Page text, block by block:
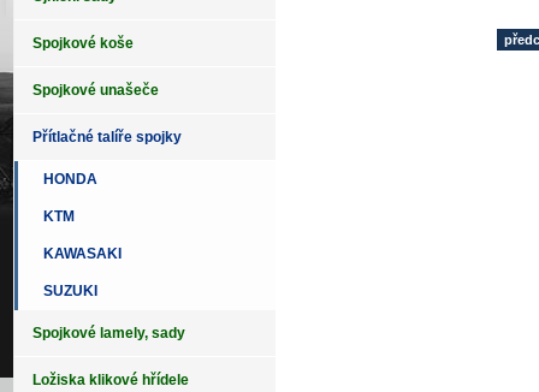
Spojkové koše
Spojkové unašeče
Přítlačné talíře spojky
HONDA
KTM
KAWASAKI
SUZUKI
Spojkové lamely, sady
Ložiska klikové hřídele